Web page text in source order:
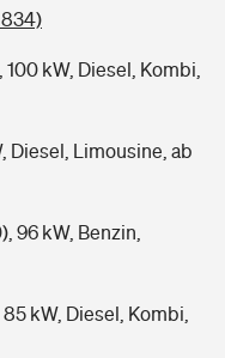
kW, Diesel, Kombi,
Diesel, Limousine, ab
96 kW, Benzin,
kW, Diesel, Kombi,